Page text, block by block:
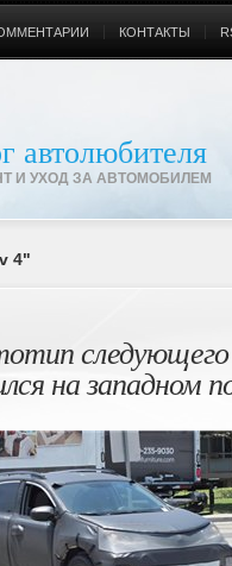
автолюбителя
И УХОД ЗА АВТОМОБИЛЕМ
КОНТАКТЫ
4"
следующего
на западном